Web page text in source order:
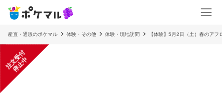
産直・通販のポケマル 体験・その他 体験・現地訪問 【体験】5月2日（土）春のア
注
文
受
付
停
止
中